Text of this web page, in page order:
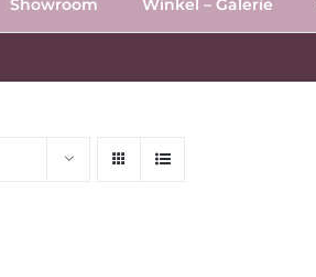
Showroom Winkel – Galerie